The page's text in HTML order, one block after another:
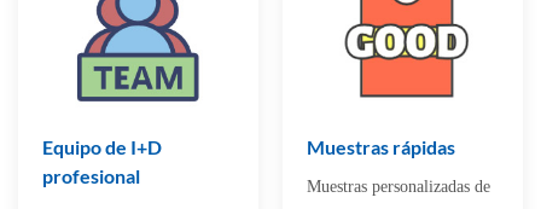
Equipo de I+D
profesional
Muestras rápidas
Muestras personalizadas de